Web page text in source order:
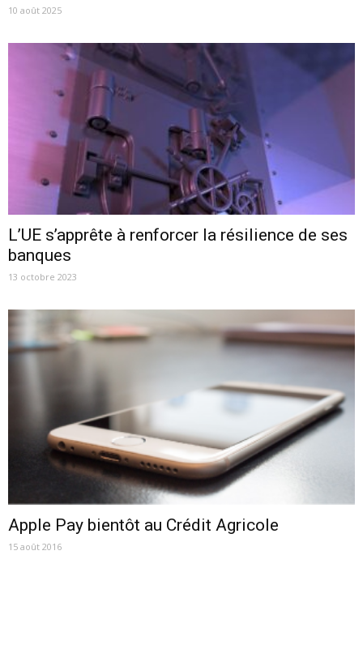
10 août 2025
L’UE s’apprête à renforcer la résilience de ses
banques
13 octobre 2023
Apple Pay bientôt au Crédit Agricole
15 août 2016